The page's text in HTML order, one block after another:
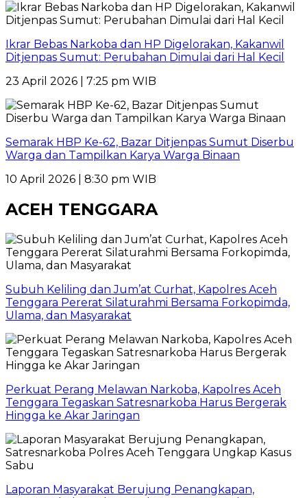
Ikrar Bebas Narkoba dan HP Digelorakan, Kakanwil
Ditjenpas Sumut: Perubahan Dimulai dari Hal Kecil
23 April 2026 | 7:25 pm WIB
Semarak HBP Ke-62, Bazar Ditjenpas Sumut Diserbu
Warga dan Tampilkan Karya Warga Binaan
10 April 2026 | 8:30 pm WIB
ACEH TENGGARA
Subuh Keliling dan Jum’at Curhat, Kapolres Aceh
Tenggara Pererat Silaturahmi Bersama Forkopimda,
Ulama, dan Masyarakat
Perkuat Perang Melawan Narkoba, Kapolres Aceh
Tenggara Tegaskan Satresnarkoba Harus Bergerak
Hingga ke Akar Jaringan
Laporan Masyarakat Berujung Penangkapan,